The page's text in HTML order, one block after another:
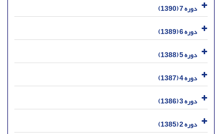
دوره 7 (1390)
دوره 6 (1389)
دوره 5 (1388)
دوره 4 (1387)
دوره 3 (1386)
دوره 2 (1385)